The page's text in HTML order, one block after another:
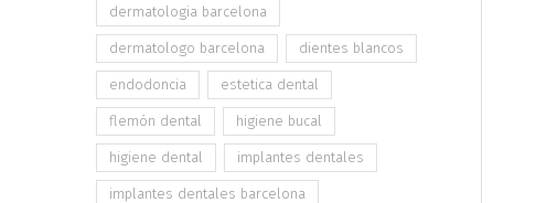
dermatologia barcelona
dermatologo barcelona dientes blancos
endodoncia estetica dental
flemón dental higiene bucal
higiene dental implantes dentales
implantes dentales barcelona